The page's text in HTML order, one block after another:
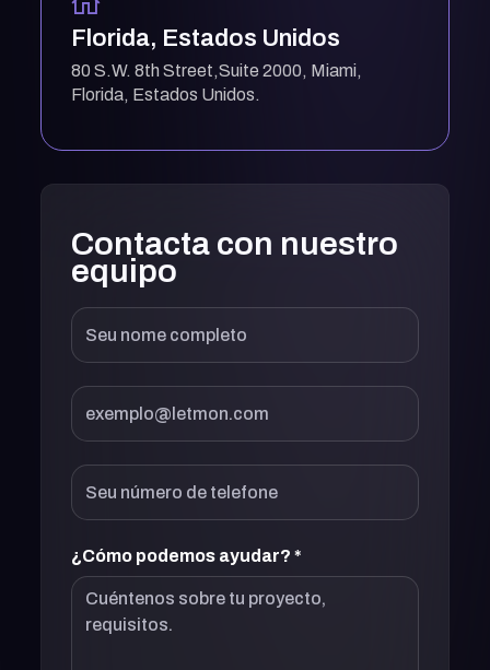
Florida, Estados Unidos
80 S.W. 8th Street,Suite 2000, Miami,
Florida, Estados Unidos.
Contacta con nuestro
equipo
¿Cómo podemos ayudar? *